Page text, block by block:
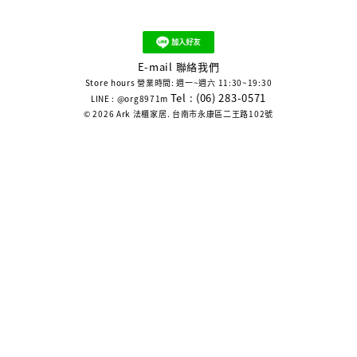
E-mail 聯絡我們
Store hours 營業時間: 週一~週六 11:30~19:30
LINE : @org8971m Tel : (06) 283-0571
© 2026 Ark 法櫃家居. 台南市永康區二王路102號